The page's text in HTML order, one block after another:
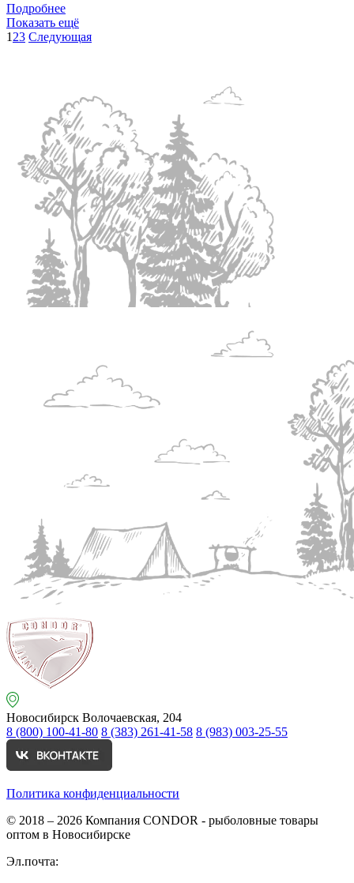
Подробнее
Показать ещё
1 23 Следующая
Новосибирск Волочаевская, 204
8 (800) 100-41-80 8 (383) 261-41-58 8 (983) 003-25-55
Политика конфиденциальности
© 2018 – 2026 Компания CONDOR - рыболовные товары
оптом в Новосибирске
Эл.почта: